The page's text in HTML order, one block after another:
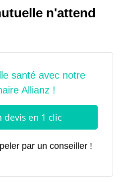
n'attend
par un conseiller !